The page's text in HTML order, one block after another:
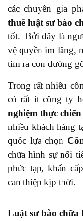
các chuyên gia
thuê luật sư bào
tốt. Bởi đây là
vệ quyền im lặng,
tìm ra con đường
Trong rất nhiều
có rất ít công ty
nghiệm thực chiến
nhiều khách hàng
quốc lựa chọn
chữa hình sự nổi
phức tạp, khẩn
can thiệp kịp thời.
Luật sư bào chữa